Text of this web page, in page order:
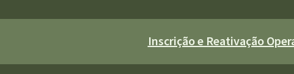
Inscrição e Reativação